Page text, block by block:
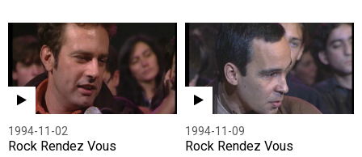
1994-11-02
Rock Rendez Vous
1994-11-09
Rock Rendez Vous